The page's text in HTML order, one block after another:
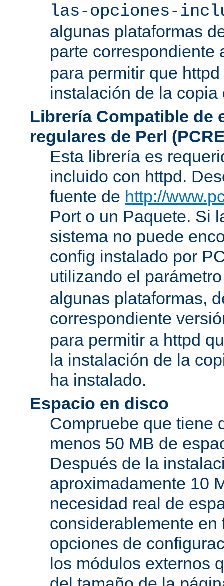
las-opciones-
algunas plataformas
parte
para permitir que
instalación de la
Librería Compatible de
regulares de Perl
Esta librería es
incluido con httpd.
fuente de http://
Port o un Paquete. Si
sistema no puede
config instalado por
utilizando el parámetro
algunas plataformas,
correspondiente
para permitir a httpd
la instalación de la
ha instalado.
Espacio en disco
Compruebe que tiene
menos 50 MB de
Después de la
aproximadamente 10
necesidad real de
considerablemente en
opciones de
los módulos externos